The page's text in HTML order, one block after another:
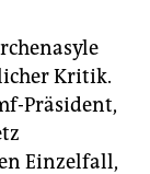
Kritik.
Präsident,
Einzelfall,